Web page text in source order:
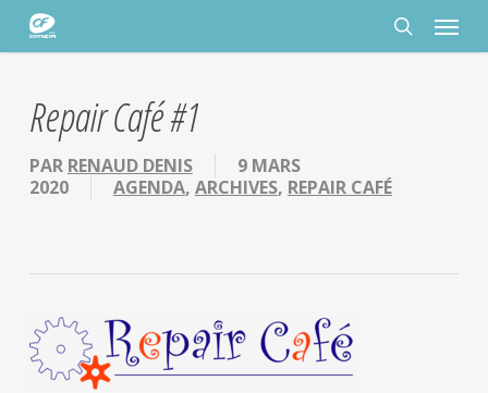
Panneau de gestion des cookies
Passer
contenu
rechercher
Menu
Repair Café #1
PAR RENAUD DENIS
9 MARS
2020
AGENDA, ARCHIVES, REPAIR CAFÉ